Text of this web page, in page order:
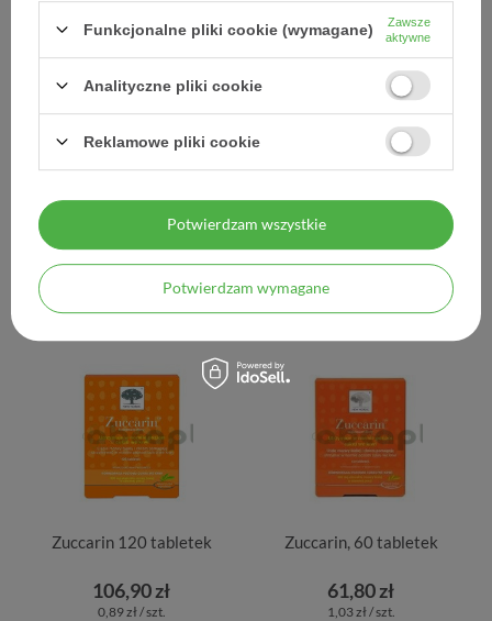
107,90 zł
Zuccarin 120 tabletek
106,90 zł
0,89 zł / szt.
Zuccarin, 60 tabletek
61,80 zł
1,03 zł / szt.
Funkcjonalne pliki cookie (wymagane)
Zawsze
aktywne
Analityczne pliki cookie
Reklamowe pliki cookie
Potwierdzam wymagane
Potwierdzam wszystkie